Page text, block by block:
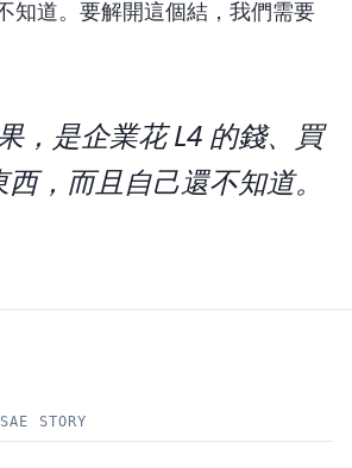
知道。要解開這個結，我們需要
，是企業花 L4 的錢、買
，而且自己還不知道。
STORY